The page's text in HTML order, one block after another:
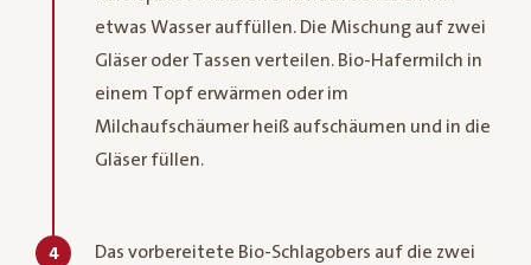
etwas Wasser auffüllen. Die Mischung auf zwei
Gläser oder Tassen verteilen. Bio-Hafermilch in
einem Topf erwärmen oder im
Milchaufschäumer heiß aufschäumen und in die
Gläser füllen.
4
Das vorbereitete Bio-Schlagobers auf die zwei